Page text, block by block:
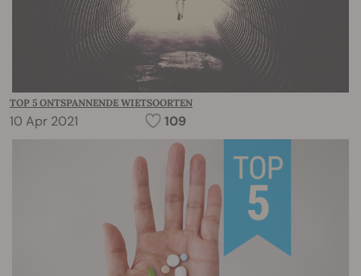
TOP 5 ONTSPANNENDE WIETSOORTEN
10 Apr 2021 109